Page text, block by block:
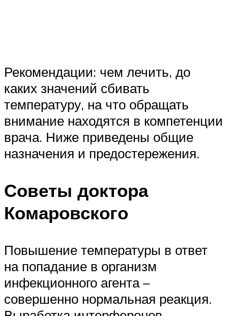
Рекомендации: чем лечить, до
каких значений сбивать
температуру, на что обращать
внимание находятся в компетенции
врача. Ниже приведены общие
назначения и предостережения.
Советы доктора
Комаровского
Повышение температуры в ответ
на попадание в организм
инфекционного агента –
совершенно нормальная реакция.